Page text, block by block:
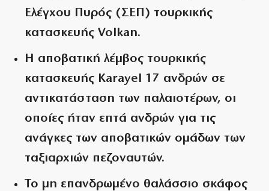
Ελέγχου Πυρός (ΣΕΠ) τουρκικής
κατασκευής Volkan.
Η αποβατική λέμβος τουρκικής
κατασκευής Karayel 17 ανδρών σε
αντικατάσταση των παλαιοτέρων, οι
οποίες ήταν επτά ανδρών για τις
ανάγκες των αποβατικών ομάδων των
ταξιαρχιών πεζοναυτών.
Το μη επανδρωμένο θαλάσσιο σκάφος